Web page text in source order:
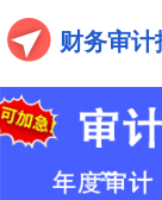
财务审计